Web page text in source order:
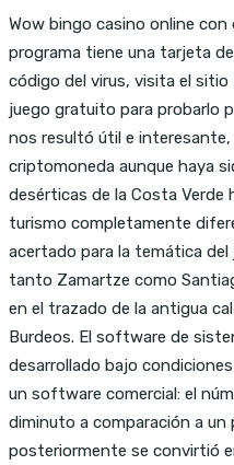
Wow bingo casino online
programa tiene una tarjeta
código del virus, visita el sitio
juego gratuito para probarlo
nos resultó útil e
criptomoneda aunque haya
desérticas de la Costa Verde
turismo completamente
acertado para la temática del
tanto Zamartze como
en el trazado de la antigua
Burdeos. El software de
desarrollado bajo
un software comercial: el
diminuto a comparación a
posteriormente se convirtió